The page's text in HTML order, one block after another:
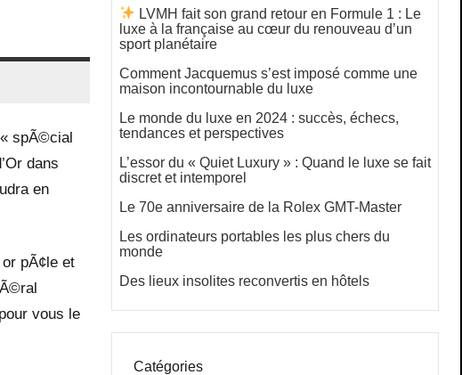
spÃ©cial
dans
en
pÃ¢le et
vous le
LVMH fait son grand retour en Formule 1 : Le
luxe à la française au cœur du renouveau d’un
sport planétaire
Comment Jacquemus s’est imposé comme une
maison incontournable du luxe
Le monde du luxe en 2024 : succès, échecs,
tendances et perspectives
L’essor du « Quiet Luxury » : Quand le luxe se fait
discret et intemporel
Le 70e anniversaire de la Rolex GMT-Master
Les ordinateurs portables les plus chers du
monde
Des lieux insolites reconvertis en hôtels
Catégories